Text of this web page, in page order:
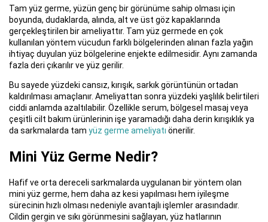
Tam yüz germe, yüzün genç bir görünüme sahip olması için
boyunda, dudaklarda, alında, alt ve üst göz kapaklarında
gerçekleştirilen bir ameliyattır. Tam yüz germede en çok
kullanılan yöntem vücudun farklı bölgelerinden alınan fazla yağın
ihtiyaç duyulan yüz bölgelerine enjekte edilmesidir. Aynı zamanda
fazla deri çıkarılır ve yüz gerilir.
Bu sayede yüzdeki cansız, kırışık, sarkık görüntünün ortadan
kaldırılması amaçlanır. Ameliyattan sonra yüzdeki yaşlılık belirtileri
ciddi anlamda azaltılabilir. Özellikle serum, bölgesel masaj veya
çeşitli cilt bakım ürünlerinin işe yaramadığı daha derin kırışıklık ya
da sarkmalarda tam yüz germe ameliyatı önerilir.
Mini Yüz Germe Nedir?
Hafif ve orta dereceli sarkmalarda uygulanan bir yöntem olan
mini yüz germe, hem daha az kesi yapılması hem iyileşme
sürecinin hızlı olması nedeniyle avantajlı işlemler arasındadır.
Cildin gergin ve sıkı görünmesini sağlayan, yüz hatlarının